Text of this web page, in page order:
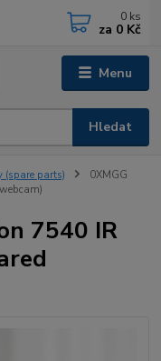
Menu
Hledat
0 ks
za 0 Kč
(spare parts)
0XMGG
7540 IR